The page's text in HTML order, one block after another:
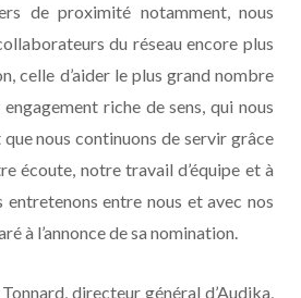
de proximité notamment, nous
du réseau encore plus
celle d’aider le plus grand nombre
riche de sens, qui nous
nous continuons de servir grâce
écoute, notre travail d’équipe et à
entretenons entre nous et avec nos
à l’annonce de sa nomination.
directeur général d’Audika,